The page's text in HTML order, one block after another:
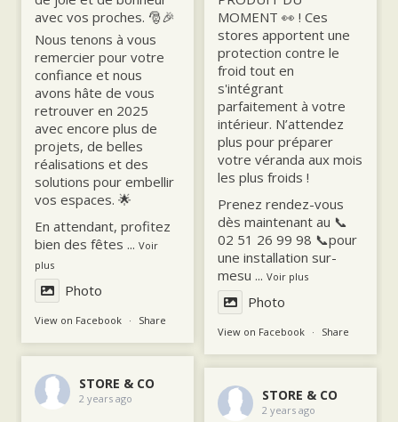
avec vos proches. 🎅🎉
Nous tenons à vous
remercier pour votre
confiance et nous
avons hâte de vous
retrouver en 2025
avec encore plus de
projets, de belles
réalisations et des
solutions pour embellir
vos espaces. 🌟
En attendant, profitez
bien des fêtes ...Voir
plus
Photo
View on Facebook · Share
MOMENT 👀 ! Ces
stores apportent une
protection contre le
froid tout en
s'intégrant
parfaitement à votre
intérieur. N’attendez
plus pour préparer
votre véranda aux mois
les plus froids !
Prenez rendez-vous
dès maintenant au 📞
02 51 26 99 98 📞pour
une installation sur-
mesu ...Voir plus
Photo
View on Facebook · Share
STORE & CO
2 years ago STORE & CO
2 years ago